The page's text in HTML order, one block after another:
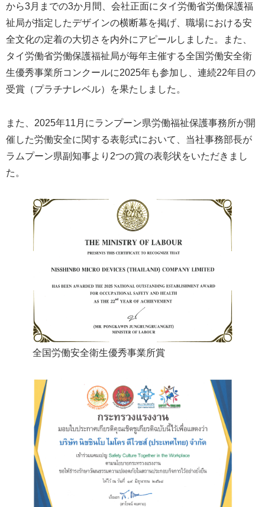
から3月までの3か月間、会社正面にタイ労働省労働保護福
祉局が指定したデザインの横断幕を掲げ、職場における安
全文化の定着の大切さを内外にアピールしました。また、
タイ労働省労働保護福祉局が毎年主催する全国労働安全衛
生優秀事業所コンクールに2025年も参加し、連続22年目の
受賞（プラチナレベル）を果たしました。
また、2025年11月にランプーン県労働福祉保護事務所が開
催した労働安全に関する表彰式において、当社事務部長が
ラムプーン県副知事より2つの賞の表彰状をいただきまし
た。
全国労働安全衛生優秀事業所賞